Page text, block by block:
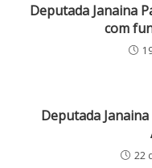
Deputada Janaina
com
Deputada
22